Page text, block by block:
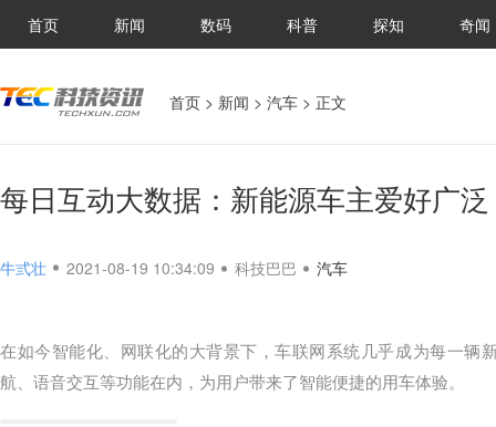
首页 新闻 数码 科普 探知 奇闻
首页 > 新闻 > 汽车 > 正文
每日互动大数据：新能源车主爱好广
牛弎壮 2021-08-19 10:34:09 科技巴巴 汽车
在如今智能化、网联化的大背景下，车联网系统几乎成为每一辆
航、语音交互等功能在内，为用户带来了智能便捷的用车体验。